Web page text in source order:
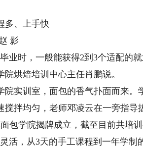
、上手快
影
时，一般能获得2到3个适配的就
烘焙培训中心主任肖鹏说。
训室，面包的香气扑面而来。
拌均匀，老师邓凌云在一旁指导
学院揭牌成立，截至目前共培训
，从3天的手工课程到一年学制